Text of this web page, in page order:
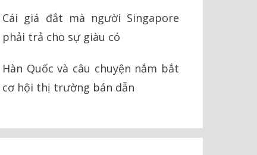
Cái giá đắt mà người Singapore
phải trả cho sự giàu có
Hàn Quốc và câu chuyện nắm bắt
cơ hội thị trường bán dẫn